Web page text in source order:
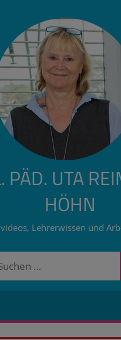
PÄD. UTA
HÖHN
Lehrerwissen und